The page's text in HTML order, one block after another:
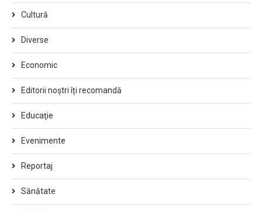
Cultură
Diverse
Economic
Editorii noștri îți recomandă
Educaţie
Evenimente
Reportaj
Sănătate